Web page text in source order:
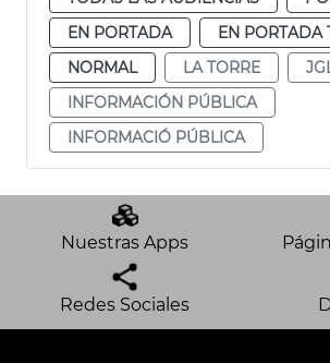
EN PORTADA
EN PORTADA
NORMAL
LA TORRE
INFORMACIÓN PÚBLICA
INFORMACIÓ PÚBLICA
Nuestras Apps
Redes Sociales